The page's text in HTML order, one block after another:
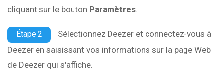
cliquant sur le bouton Paramètres
Étape 2
Sélectionnez Deezer et connectez-vous à
Deezer en saisissant vos informations sur la page Web
de Deezer qui s'affiche.